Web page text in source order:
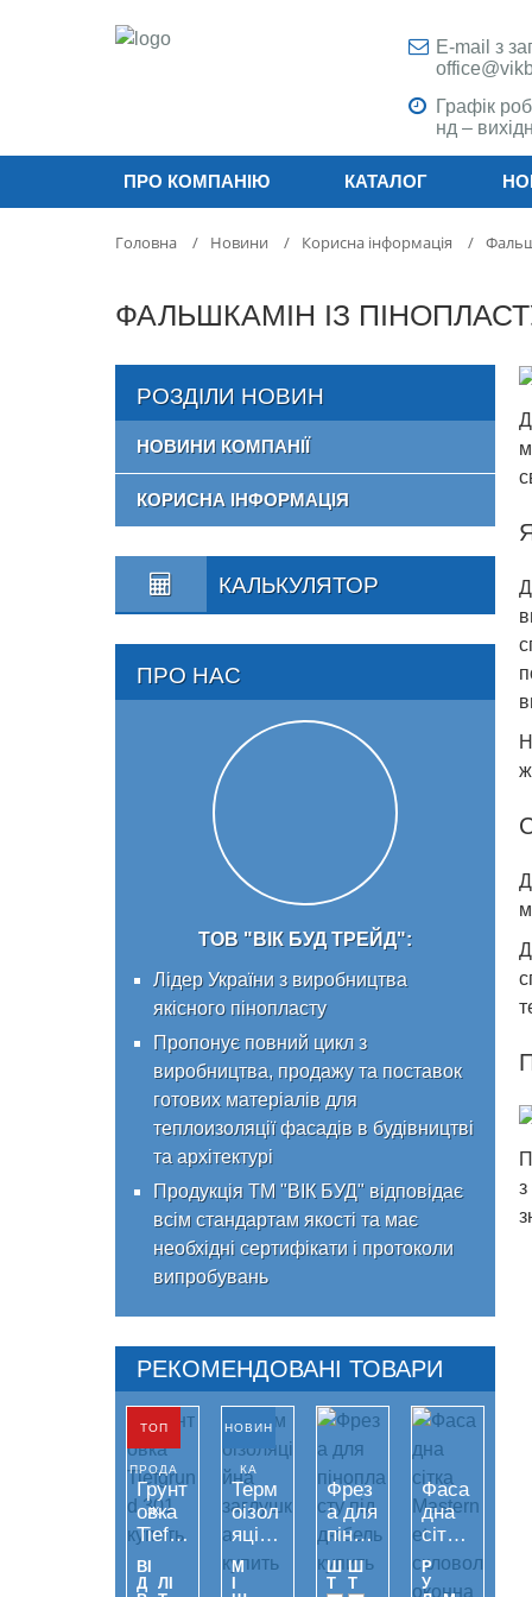
E-mail з
Графік
нд –
ПРО КОМПАНІЮ КАТАЛОГ
Головна / Новини / Корисна інформація /
ФАЛЬШКАМІН ІЗ
РОЗДІЛИ НОВИН
НОВИНИ КОМПАНІЇ
КОРИСНА ІНФОРМАЦІЯ
КАЛЬКУЛЯТОР
ПРО НАС
ТОВ "ВІК БУД ТРЕЙД":
Лідер України з виробництва
якісного пінопласту
Пропонує повний цикл з
виробництва, продажу та поставок
готових матеріалів для
теплоизоляції фасадів в будівництві
та архітектурі
Продукція ТМ "ВІК БУД" відповідає
всім стандартам якості та має
необхідні сертифікати і протоколи
випробувань
РЕКОМЕНДОВАНІ ТОВАРИ
ТОП
ПРОДА
Ж
Грунт
овка
Tiefgr
und
301
ВІ
Д ЛІ
НОВИН
КА
Терм
оізол
яційн
а
заглу
М
Фрез
а для
піноп
ласт
у під
Ш
Т
Ш
Т
Фаса
дна
сітка
Mast
ernet
Р
У